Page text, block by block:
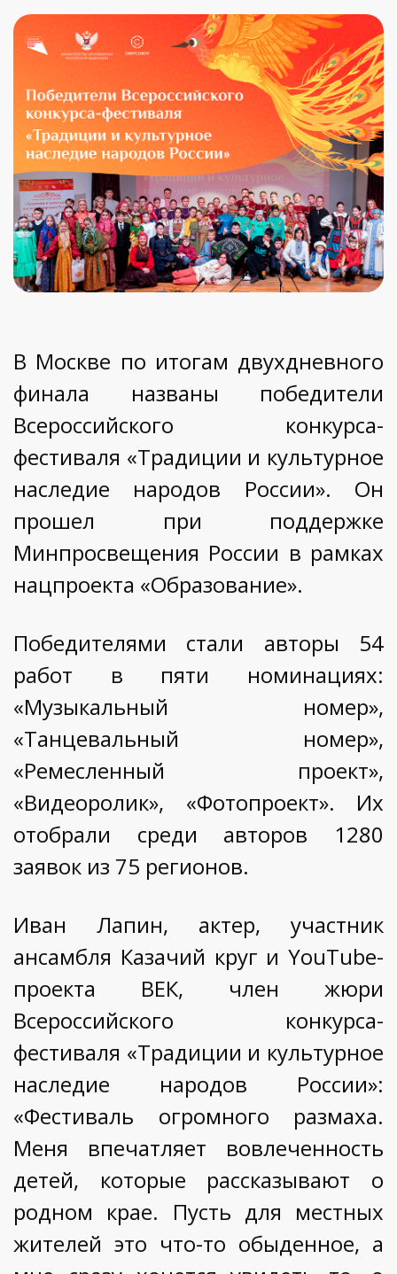
В Москве по итогам двухдневного
финала названы победители
Всероссийского конкурса-
фестиваля «Традиции и культурное
наследие народов России». Он
прошел при поддержке
Минпросвещения России в рамках
нацпроекта «Образование».
Победителями стали авторы 54
работ в пяти номинациях:
«Музыкальный номер»,
«Танцевальный номер»,
«Ремесленный проект»,
«Видеоролик», «Фотопроект». Их
отобрали среди авторов 1280
заявок из 75 регионов.
Иван Лапин, актер, участник
ансамбля Казачий круг и YouTube-
проекта ВЕК, член жюри
Всероссийского конкурса-
фестиваля «Традиции и культурное
наследие народов России»:
«Фестиваль огромного размаха.
Меня впечатляет вовлеченность
детей, которые рассказывают о
родном крае. Пусть для местных
жителей это что-то обыденное, а